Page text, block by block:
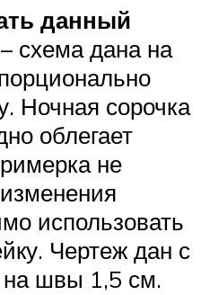
данный
схема дана на
Ночная сорочка
облегает
не
использовать
Чертеж дан с
на швы 1,5 см.